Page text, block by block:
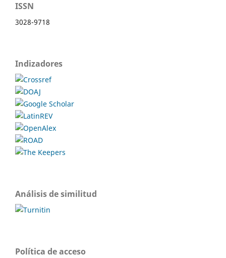
ISSN
3028-9718
Indizadores
Análisis de similitud
Política de acceso